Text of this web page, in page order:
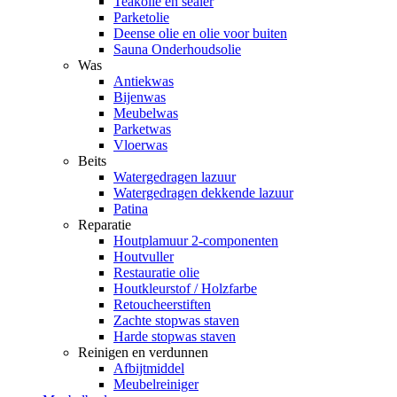
Parketolie
Deense olie en olie voor buiten
Sauna Onderhoudsolie
Was
Antiekwas
Bijenwas
Meubelwas
Parketwas
Vloerwas
Beits
Watergedragen lazuur
Watergedragen dekkende lazuur
Patina
Reparatie
Houtplamuur 2-componenten
Houtvuller
Restauratie olie
Houtkleurstof / Holzfarbe
Retoucheerstiften
Zachte stopwas staven
Harde stopwas staven
Reinigen en verdunnen
Afbijtmiddel
Meubelreiniger